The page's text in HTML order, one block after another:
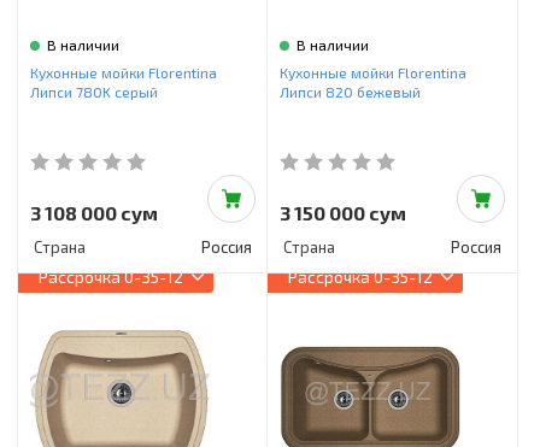
В наличии
Кухонные мойки Florentina
Липси 780K серый
3 108 000 сум
Страна Россия
В наличии
Кухонные мойки Florentina
Липси 820 бежевый
3 150 000 сум
Страна Россия
Рассрочка0-35-12 Рассрочка0-35-12